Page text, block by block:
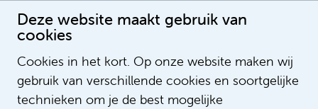
Deze website maakt gebruik van
cookies
Cookies in het kort. Op onze website maken wij
gebruik van verschillende cookies en soortgelijke
technieken om je de best mogelijke
Sanne Bosch